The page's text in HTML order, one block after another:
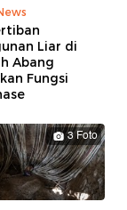
Liar di
Abang
Fungsi
3 Foto